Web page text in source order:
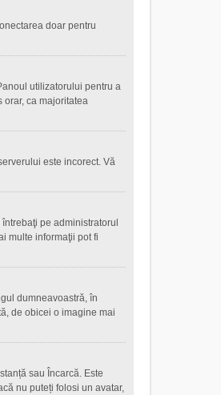
doar pentru
utilizatorului pentru a
orar, ca majoritatea
este incorect. Vă
pe administratorul
multe informaţii pot fi
dumneavoastră, în
de obicei o imagine mai
sau Încarcă. Este
nu puteți folosi un avatar,